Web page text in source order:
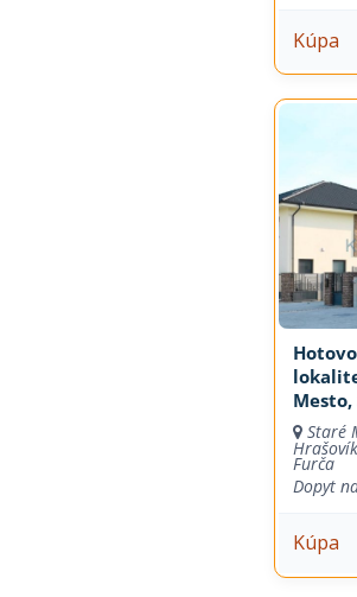
Kúpa
Mesto,
Staré
Furča
Dopyt
Kúpa